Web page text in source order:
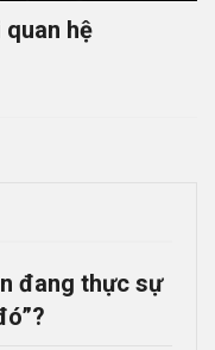
hệ
đang thực sự